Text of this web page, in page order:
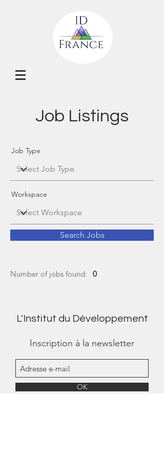
Job Listings
Job Type
Workspace
Search Jobs
Number of jobs found: 0
L'Institut du Développement
Inscription à la newsletter
OK